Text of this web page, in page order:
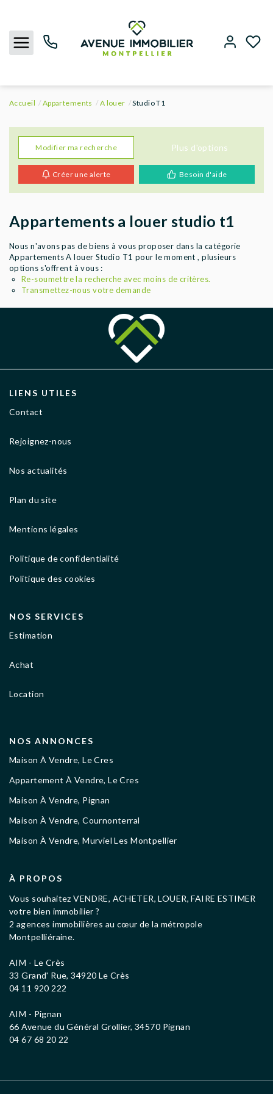
ACHETER
LOUER
BIENS VENDUS
ESTIMER
AGENCES
Accueil Appartements A louer Studio T1
Modifier ma recherche Plus d'options
Créer une alerte Besoin d'aide
Appartements a louer studio t1
Nous n'avons pas de biens à vous proposer dans la catégorie
Appartements A louer Studio T1 pour le moment , plusieurs
options s'offrent à vous :
Re-soumettre la recherche avec moins de critères.
Transmettez-nous votre demande
LIENS UTILES
Contact
Rejoignez-nous
Nos actualités
Plan du site
Mentions légales
Politique de confidentialité
Politique des cookies
NOS SERVICES
Estimation
Achat
Location
NOS ANNONCES
Maison À Vendre, Le Cres
Appartement À Vendre, Le Cres
Maison À Vendre, Pignan
Maison À Vendre, Cournonterral
Maison À Vendre, Murviel Les Montpellier
À PROPOS
Vous souhaitez VENDRE, ACHETER, LOUER, FAIRE ESTIMER
votre bien immobilier ?
2 agences immobilières au cœur de la métropole
Montpelliéraine.
AIM - Le Crès
33 Grand' Rue, 34920 Le Crès
04 11 920 222
AIM - Pignan
66 Avenue du Général Grollier, 34570 Pignan
04 67 68 20 22